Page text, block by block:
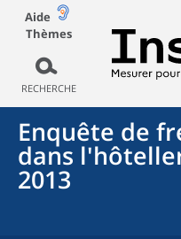
Aide
Thèmes
RECHERCHE
Enquête de
dans
2013